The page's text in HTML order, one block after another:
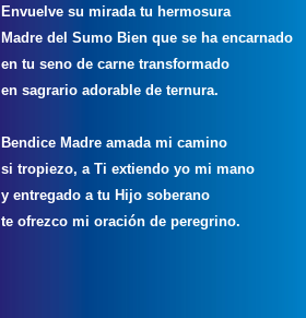
Envuelve su mirada tu hermosura
Madre del Sumo Bien que se ha encarnado
en tu seno de carne transformado
en sagrario adorable de ternura.
Bendice Madre amada mi camino
si tropiezo, a Ti extiendo yo mi mano
y entregado a tu Hijo soberano
te ofrezco mi oración de peregrino.